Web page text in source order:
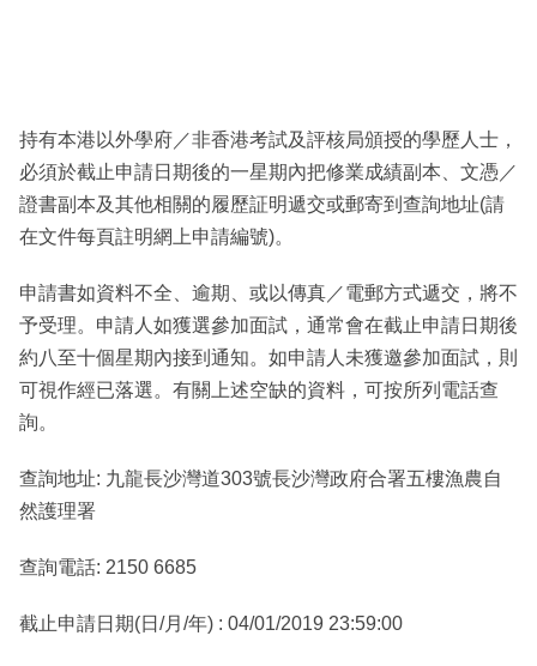
持有本港以外學府／非香港考試及評核局頒授的學歷人士，
必須於截止申請日期後的一星期內把修業成績副本、文憑／
證書副本及其他相關的履歷証明遞交或郵寄到查詢地址(請
在文件每頁註明網上申請編號)。
申請書如資料不全、逾期、或以傳真／電郵方式遞交，將不
予受理。申請人如獲選參加面試，通常會在截止申請日期後
約八至十個星期內接到通知。如申請人未獲邀參加面試，則
可視作經已落選。有關上述空缺的資料，可按所列電話查
詢。
查詢地址: 九龍長沙灣道303號長沙灣政府合署五樓漁農自
然護理署
查詢電話: 2150 6685
截止申請日期(日/月/年) : 04/01/2019 23:59:00